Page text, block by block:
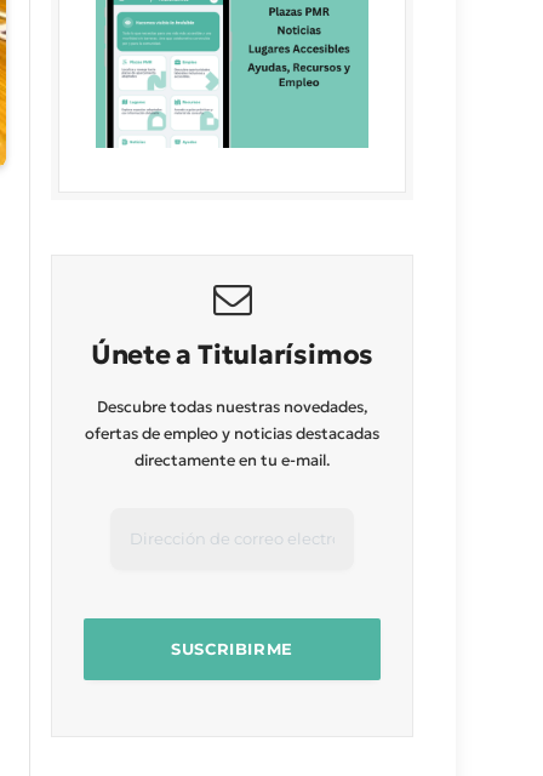
Únete a Titularísimos
Descubre todas nuestras novedades,
ofertas de empleo y noticias destacadas
directamente en tu e-mail.